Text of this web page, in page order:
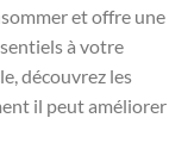
et offre une
à votre
découvrez les
il peut améliorer